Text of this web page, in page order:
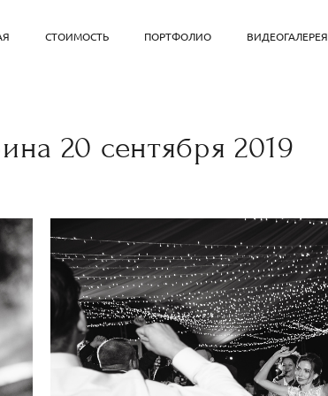
СТОИМОСТЬ ПОРТФОЛИО ВИДЕОГАЛЕРЕЯ
20 сентября 2019